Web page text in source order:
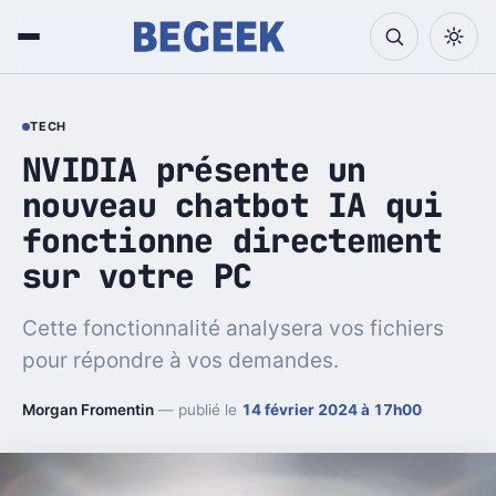
TECH
NVIDIA présente un
nouveau chatbot IA qui
fonctionne directement
sur votre PC
Cette fonctionnalité analysera vos fichiers
pour répondre à vos demandes.
Morgan Fromentin — publié le 14 février 2024 à 17h00